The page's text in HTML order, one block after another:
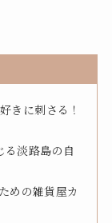
きに刺さる！
る淡路島の自
めの雑貨屋カ